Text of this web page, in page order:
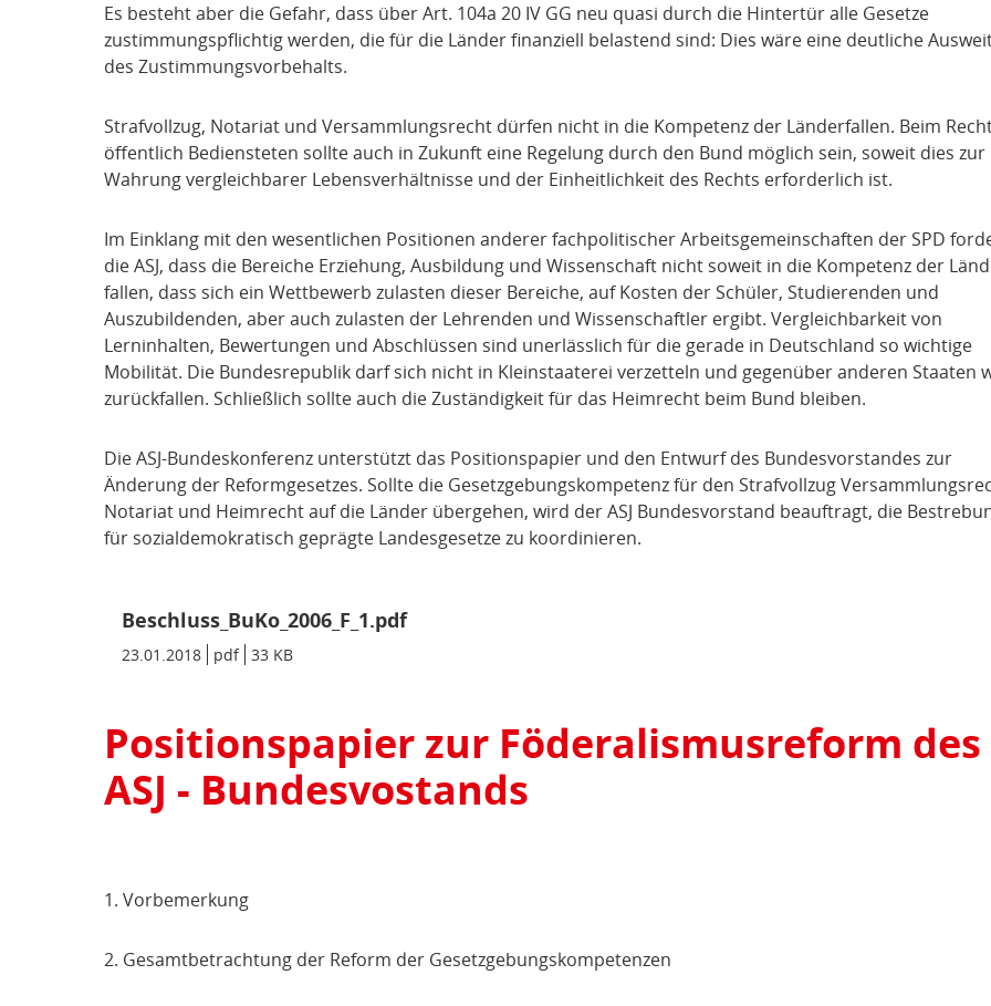
Es besteht aber die Gefahr, dass über Art. 104a 20 IV GG neu quasi durch die Hintertür alle Gesetze
zustimmungspflichtig werden, die für die Länder finanziell belastend sind: Dies wäre eine deutliche
des Zustimmungsvorbehalts.
Strafvollzug, Notariat und Versammlungsrecht dürfen nicht in die Kompetenz der Länderfallen. Beim
öffentlich Bediensteten sollte auch in Zukunft eine Regelung durch den Bund möglich sein, soweit dies zur
Wahrung vergleichbarer Lebensverhältnisse und der Einheitlichkeit des Rechts erforderlich ist.
Im Einklang mit den wesentlichen Positionen anderer fachpolitischer Arbeitsgemeinschaften der SPD
die ASJ, dass die Bereiche Erziehung, Ausbildung und Wissenschaft nicht soweit in die Kompetenz der
fallen, dass sich ein Wettbewerb zulasten dieser Bereiche, auf Kosten der Schüler, Studierenden und
Auszubildenden, aber auch zulasten der Lehrenden und Wissenschaftler ergibt. Vergleichbarkeit von
Lerninhalten, Bewertungen und Abschlüssen sind unerlässlich für die gerade in Deutschland so wichtige
Mobilität. Die Bundesrepublik darf sich nicht in Kleinstaaterei verzetteln und gegenüber anderen Staaten
zurückfallen. Schließlich sollte auch die Zuständigkeit für das Heimrecht beim Bund bleiben.
Die ASJ-Bundeskonferenz unterstützt das Positionspapier und den Entwurf des Bundesvorstandes zur
Änderung der Reformgesetzes. Sollte die Gesetzgebungskompetenz für den Strafvollzug
Notariat und Heimrecht auf die Länder übergehen, wird der ASJ Bundesvorstand beauftragt, die
für sozialdemokratisch geprägte Landesgesetze zu koordinieren.
Beschluss_BuKo_2006_F_1.pdf
Metadaten:
Datum/Gültigkeit:
23.01.2018 Dateiformat:
pdf Dateigröße:
33 KB
Positionspapier zur Föderalismusreform des
ASJ - Bundesvostands
1. Vorbemerkung
2. Gesamtbetrachtung der Reform der Gesetzgebungskompetenzen